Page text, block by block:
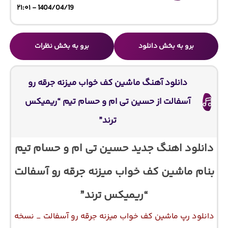
1404/04/19 - ۲۱:۰۱
برو به بخش دانلود برو به بخش نظرات
دانلود آهنگ ماشین کف خواب میزنه جرقه رو
آسفالت از حسین تی ام و حسام تیم “ریمیکس
ترند”
دانلود اهنگ جدید حسین تی ام و حسام تیم
بنام ماشین کف خواب میزنه جرقه رو آسفالت
“ریمیکس ترند”
دانلود رپ ماشین کف خواب میزنه جرقه رو آسفالت _ نسخه